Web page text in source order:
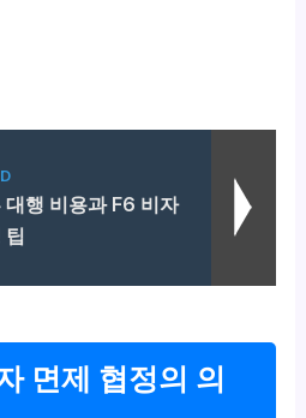
대행 비용과 F6 비자
팁
면제 협정의 의